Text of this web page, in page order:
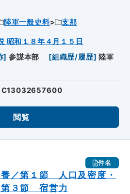
陸軍一般史料
支那
昭和１８年４月１５日
] 参謀本部 [組織歴/履歴] 陸軍
C13032657600
閲覧
件名
／第１節 人口及密度・
３節 宿営力